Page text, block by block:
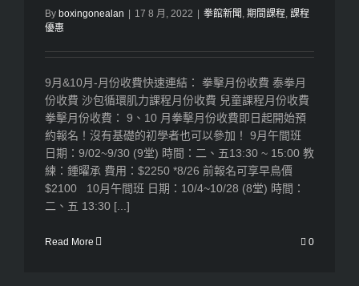
By boxingonealan | 17 8 月, 2022 | 拳館新聞 期間課程 課程
優惠
9月&10月-月份收費快速連結： 拳擊月份收費 泰拳月
份收費 沙包循環肌力課程月份收費 兒童課程月份收費
拳擊月份收費： 9、10 月拳擊月份收費即日起開始預
約報名！沒有基礎的初學者也可以參加！ 9月午間班
日期：9/02~9/30 (9堂) 時間：二、五13:30 ~ 15:00 教
練：鍾曜承 費用：$2250 *8/26 前報名可享早鳥價
$2100 10月午間班 日期：10/4~10/28 (8堂) 時間：
二、五 13:30 [...]
Read More 0